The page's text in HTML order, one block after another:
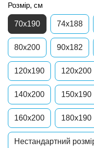
Розмір, см
70x190 74х188
80x200 90х182
120x190 120x200
140x200 150x190
160x200 180x190
Нестандартний